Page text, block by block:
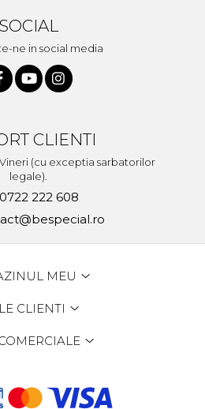
SOCIAL
ne in social media
CLIENTI
Vineri (cu exceptia sarbatorilor
legale).
0722 222 608
MEU
CLIENTI